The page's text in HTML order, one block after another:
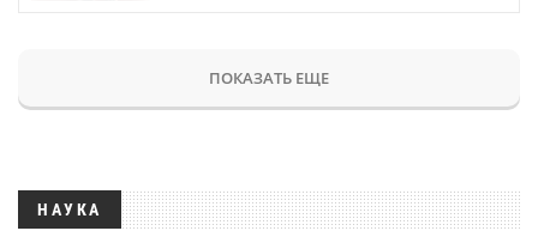
ПОКАЗАТЬ ЕЩЕ
НАУКА